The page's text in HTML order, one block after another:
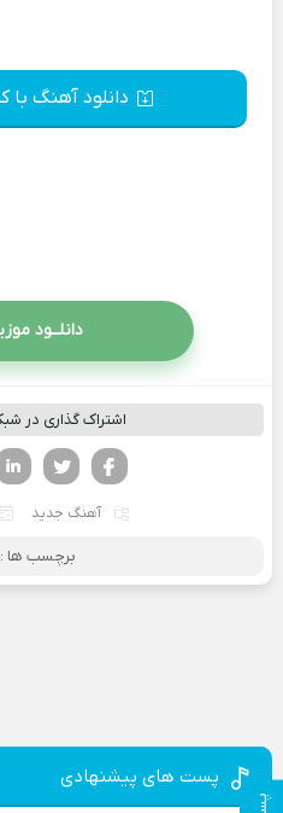
دانلود آهنگ با
دانلــود
اشتراک گذاری در
آهنگ جدید
برچسب ها :
پست های پیشنهادی